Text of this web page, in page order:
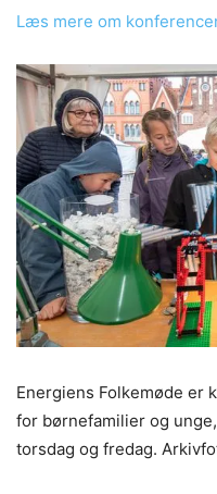
Læs mere om
Energiens Folkemøde er
for børnefamilier og
torsdag og fredag.